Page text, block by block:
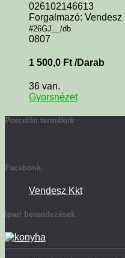
026102146613
Forgalmazó:
#26GJ__/db
0807
1 500,0 Ft /Darab
36 van.
Gyorsnézet
Porcelán termékek
Facebook
Vendesz Kkt
Ipari berendezések